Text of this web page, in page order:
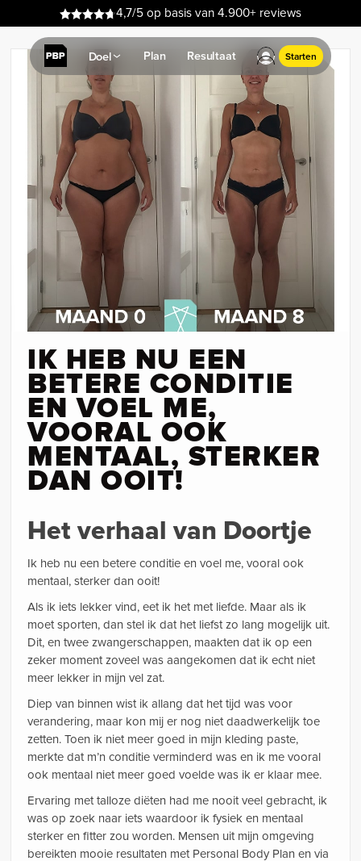
4,7/5 op basis van 4.900+ reviews
Doel Plan Resultaat Starten
IK HEB NU EEN
BETERE CONDITIE
EN VOEL ME,
VOORAL OOK
MENTAAL, STERKER
DAN OOIT!
Het verhaal van Doortje
Ik heb nu een betere conditie en voel me, vooral ook
mentaal, sterker dan ooit!
Als ik iets lekker vind, eet ik het met liefde. Maar als ik
moet sporten, dan stel ik dat het liefst zo lang mogelijk uit.
Dit, en twee zwangerschappen, maakten dat ik op een
zeker moment zoveel was aangekomen dat ik echt niet
meer lekker in mijn vel zat.
Diep van binnen wist ik allang dat het tijd was voor
verandering, maar kon mij er nog niet daadwerkelijk toe
zetten. Toen ik niet meer goed in mijn kleding paste,
merkte dat m’n conditie verminderd was en ik me vooral
ook mentaal niet meer goed voelde was ik er klaar mee.
Ervaring met talloze diëten had me nooit veel gebracht, ik
was op zoek naar iets waardoor ik fysiek en mentaal
sterker en fitter zou worden. Mensen uit mijn omgeving
bereikten mooie resultaten met Personal Body Plan en via